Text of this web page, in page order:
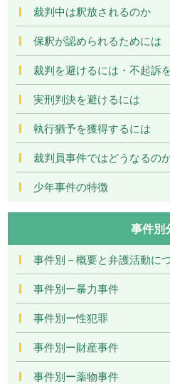
裁判中は釈放されるのか
保釈が認められるためには
裁判を避けるには・不起訴
実刑判決を避けるには
執行猶予を獲得するには
裁判員事件ではどうなるの
少年事件の特徴
事件別
事件別－概要と弁護活動に
事件別ー暴力事件
事件別ー性犯罪
事件別ー財産事件
事件別ー薬物事件